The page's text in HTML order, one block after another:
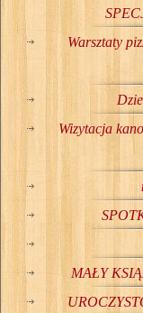
Warsztaty
Wizytacja
MAŁY